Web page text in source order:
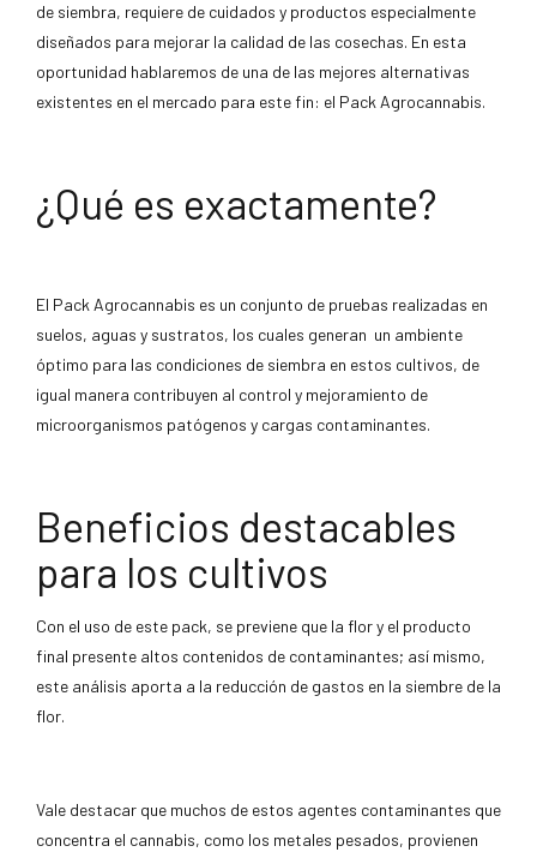
de siembra, requiere de cuidados y productos especialmente
diseñados para mejorar la calidad de las cosechas. En esta
oportunidad hablaremos de una de las mejores alternativas
existentes en el mercado para este fin: el Pack Agrocannabis.
¿Qué es exactamente?
El Pack Agrocannabis es un conjunto de pruebas realizadas en
suelos, aguas y sustratos, los cuales generan un ambiente
óptimo para las condiciones de siembra en estos cultivos, de
igual manera contribuyen al control y mejoramiento de
microorganismos patógenos y cargas contaminantes.
Beneficios destacables
para los cultivos
Con el uso de este pack, se previene que la flor y el producto
final presente altos contenidos de contaminantes; así mismo,
este análisis aporta a la reducción de gastos en la siembre de la
flor.
Vale destacar que muchos de estos agentes contaminantes que
concentra el cannabis, como los metales pesados, provienen